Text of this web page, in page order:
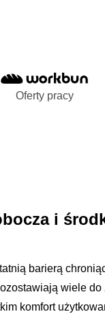
Oferty pracy
i
barierą
wiele
komfort